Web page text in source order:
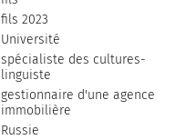
fils 2023
Université
spécialiste des cultures-
linguiste
gestionnaire d'une agence
immobilière
Russie